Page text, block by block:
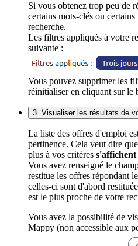
Si vous obtenez trop peu de
certains mots-clés ou
recherche.
Les filtres appliqués à votre
suivante :
Vous pouvez supprimer les
réinitialiser en cliquant sur le
3. Visualiser les résultats de
La liste des offres d'emploi
pertinence. Cela veut dire
plus à vos critères
Vous avez renseigné le
restitue les offres répondant
celles-ci sont d'abord
est le plus proche de votre
Vous avez la possibilité de
Mappy (non accessible aux